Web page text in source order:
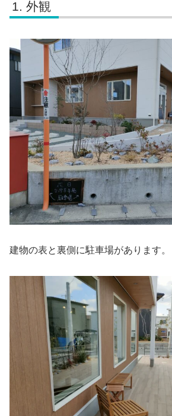
外観
建物の表と裏側に駐車場があります。